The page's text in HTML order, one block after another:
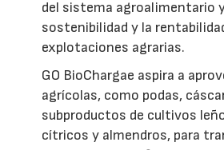
del sistema agroalimentario
sostenibilidad y la
explotaciones agrarias.
GO BioChargae aspira a
agrícolas, como podas,
subproductos de cultivos
cítricos y almendros, para